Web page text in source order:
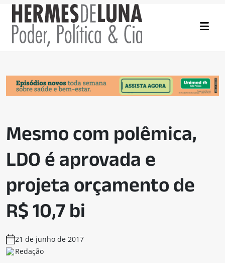
Mesmo com polêmica,
LDO é aprovada e
projeta orçamento de
R$ 10,7 bi
21 de junho de 2017
Redação